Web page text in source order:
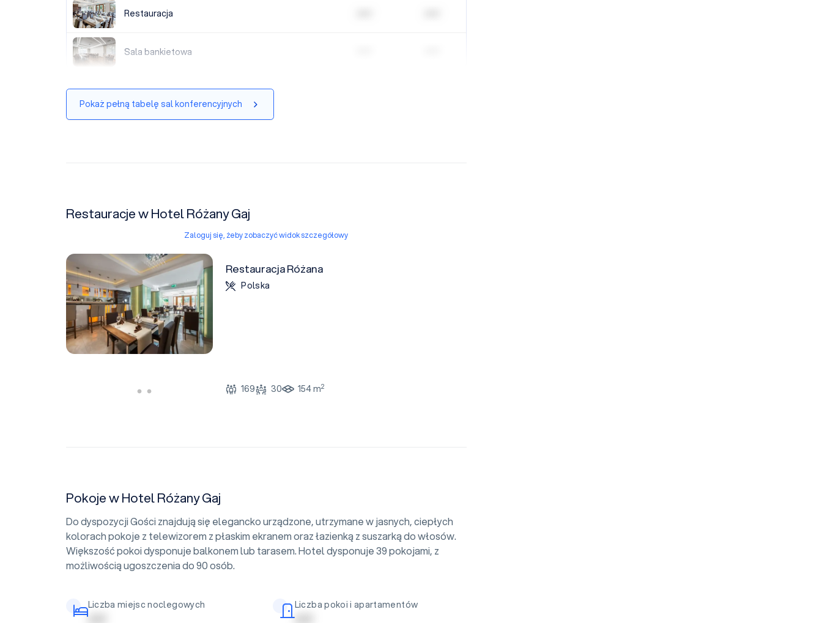
Restauracja
Restauracja
Sala bankietowa
Sala bankietowa
Pokaż pełną tabelę sal konferencyjnych
Restauracje w Hotel Różany Gaj
Zaloguj się, żeby zobaczyć widok szczegółowy
Restauracja Różana
Polska
169 30 154 m2
Pokoje w Hotel Różany Gaj
Do dyspozycji Gości znajdują się elegancko urządzone, utrzymane w jasnych, ciepłych
kolorach pokoje z telewizorem z płaskim ekranem oraz łazienką z suszarką do włosów.
Większość pokoi dysponuje balkonem lub tarasem. Hotel dysponuje 39 pokojami, z
możliwością ugoszczenia do 90 osób.
Liczba miejsc noclegowych
| | | | |
Liczba pokoi i apartamentów
| | | | |